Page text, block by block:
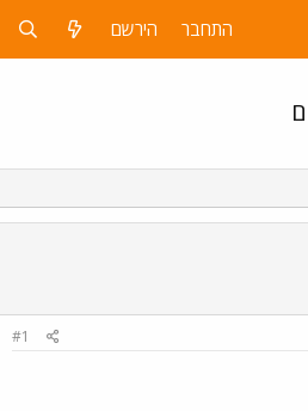
התחבר הירשם
#1